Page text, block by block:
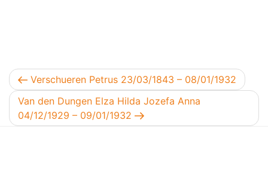
Berichtnavigatie
Vorig bericht
Verschueren Petrus 23/03/1843 – 08/01/1932
Volgend bericht
Van den Dungen Elza Hilda Jozefa Anna
04/12/1929 – 09/01/1932